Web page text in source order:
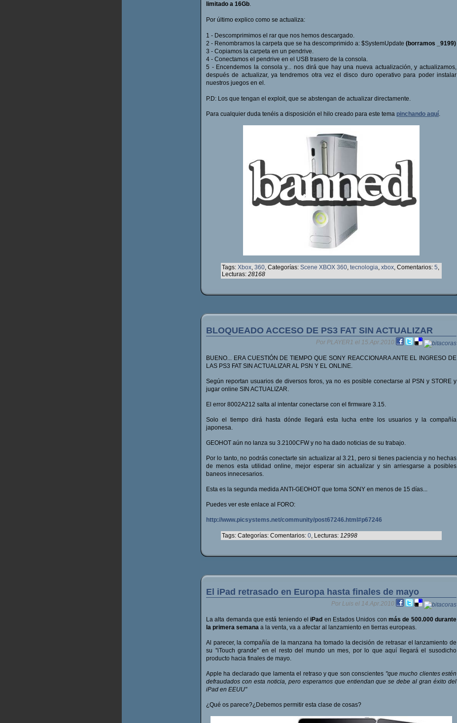
limitado a 16Gb.
Por último explico como se actualiza:
1 - Descomprimimos el rar que nos hemos descargado.
2 - Renombramos la carpeta que se ha descomprimido a: $SystemUpdate (borramos _9199)
3 - Copiamos la carpeta en un pendrive.
4 - Conectamos el pendrive en el USB trasero de la consola.
5 - Encendemos la consola y... nos dirá que hay una nueva actualización, y actualizamos,
después de actualizar, ya tendremos otra vez el disco duro operativo para poder instalar
nuestros juegos en el.
P.D: Los que tengan el exploit, que se abstengan de actualizar directamente.
Para cualquier duda tenéis a disposición el hilo creado para este tema pinchando aquí.
Tags: Xbox, 360, Categorías: Scene XBOX 360, tecnologia, xbox, Comentarios: 5,
Lecturas: 28168
BLOQUEADO ACCESO DE PS3 FAT SIN ACTUALIZAR
Por PLAYER1 el 15.Apr.2010
BUENO... ERA CUESTIÓN DE TIEMPO QUE SONY REACCIONARA ANTE EL INGRESO DE
LAS PS3 FAT SIN ACTUALIZAR AL PSN Y EL ONLINE.
Según reportan usuarios de diversos foros, ya no es posible conectarse al PSN y STORE y
jugar online SIN ACTUALIZAR.
El error 8002A212 salta al intentar conectarse con el firmware 3.15.
Solo el tiempo dirá hasta dónde llegará esta lucha entre los usuarios y la compañía
japonesa.
GEOHOT aún no lanza su 3.2100CFW y no ha dado noticias de su trabajo.
Por lo tanto, no podrás conectarte sin actualizar al 3.21, pero si tienes paciencia y no hechas
de menos esta utilidad online, mejor esperar sin actualizar y sin arriesgarse a posibles
baneos innecesarios.
Esta es la segunda medida ANTI-GEOHOT que toma SONY en menos de 15 días...
Puedes ver este enlace al FORO:
http://www.picsystems.net/community/post67246.html#p67246
Tags: Categorías: Comentarios: 0, Lecturas: 12998
El iPad retrasado en Europa hasta finales de mayo
Por Luis el 14.Apr.2010
La alta demanda que está teniendo el iPad en Estados Unidos conmás de 500.000 durante
la primera semana a la venta, va a afectar al lanzamiento en tierras europeas.
Al parecer, la compañía de la manzana ha tomado la decisión de retrasar el lanzamiento de
su ''iTouch grande'' en el resto del mundo un mes, por lo que aquí llegará el susodicho
producto hacia finales de mayo.
Apple ha declarado que lamenta el retraso y que son conscientes "que mucho clientes estén
defraudados con esta noticia, pero esperamos que entiendan que se debe al gran éxito del
iPad en EEUU"
¿Qué os parece?¿Debemos permitir esta clase de cosas?